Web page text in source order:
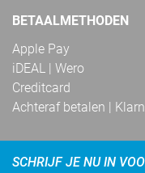
BETAALMETHODEN
Apple Pay
iDEAL | Wero
Creditcard
Achteraf betalen |
SCHRIJF JE NU IN